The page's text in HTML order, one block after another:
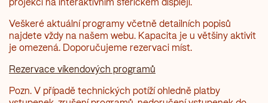
Veškeré aktuální programy včetně detailních popisů
najdete vždy na našem webu. Kapacita je u většiny aktivit
je omezená. Doporučujeme rezervaci míst.
Rezervace víkendových programů
Pozn. V případě technických potíží ohledně platby